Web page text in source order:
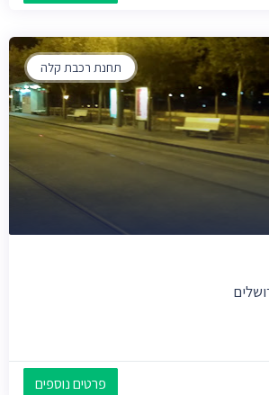
תחנת רכבת קלה
פרטים נוספים